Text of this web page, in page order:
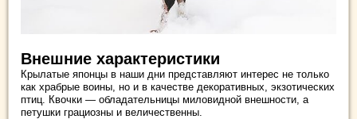
Внешние характеристики
Крылатые японцы в наши дни представляют интерес не только
как храбрые воины, но и в качестве декоративных, экзотических
птиц. Квочки — обладательницы миловидной внешности, а
петушки грациозны и величественны.